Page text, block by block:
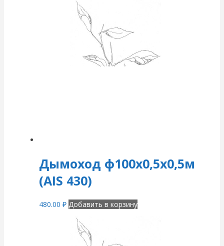
Дымоход ф100х0,5х0,5м
(AIS 430)
480.00 ₽ Добавить в корзину